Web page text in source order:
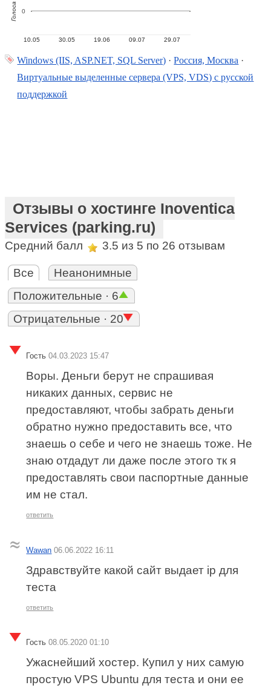
10.05 30.05 19.06 09.07 29.07
0
Голоса
Windows (IIS, ASP.NET, SQL Server) ·Россия, Москва ·
Виртуальные выделенные сервера (VPS, VDS) с русской
поддержкой
Отзывы о хостинге Inoventica
Services (parking.ru)
Средний балл 3.5 из 5 по 26 отзывам
Все
Неанонимные
Положительные · 6
Отрицательные · 20
Гость 04.03.2023 15:47
Воры. Деньги берут не спрашивая
никаких данных, сервис не
предоставляют, чтобы забрать деньги
обратно нужно предоставить все, что
знаешь о себе и чего не знаешь тоже. Не
знаю отдадут ли даже после этого тк я
предоставлять свои паспортные данные
им не стал.
ответить
Wawan 06.06.2022 16:11
Здравствуйте какой сайт выдает ip для
теста
ответить
Гость 08.05.2020 01:10
Ужаснейший хостер. Купил у них самую
простую VPS Ubuntu для теста и они ее